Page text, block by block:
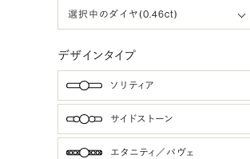
デザインタイプ
ソリティア
サイドストーン
エタニティ／パヴェ